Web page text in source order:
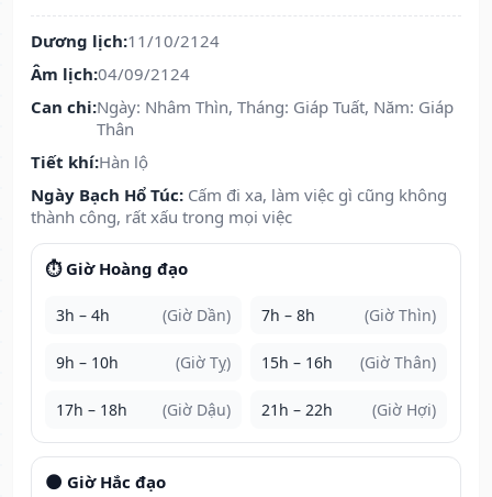
Dương lịch:11/10/2124
Âm lịch:04/09/2124
Can chi:Ngày: Nhâm Thìn, Tháng: Giáp Tuất, Năm: Giáp
Thân
Tiết khí:Hàn lộ
Ngày Bạch Hổ Túc: Cấm đi xa, làm việc gì cũng không
thành công, rất xấu trong mọi việc
⏱️ Giờ Hoàng đạo
3h – 4h (Giờ Dần) 7h – 8h (Giờ Thìn)
9h – 10h (Giờ Tỵ) 15h – 16h (Giờ Thân)
17h – 18h (Giờ Dậu) 21h – 22h (Giờ Hợi)
🌑 Giờ Hắc đạo